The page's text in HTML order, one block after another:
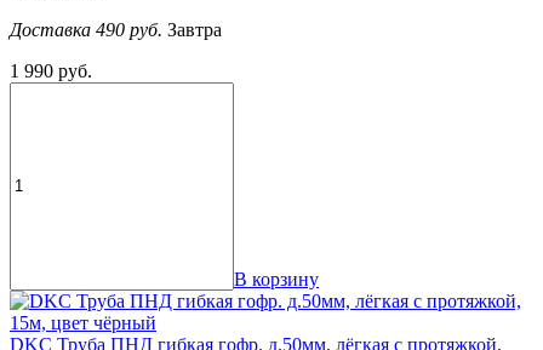
Доставка 490 руб. Завтра
1 990 руб.
В корзину
DKC Труба ПНД гибкая гофр. д.50мм, лёгкая с протяжкой,